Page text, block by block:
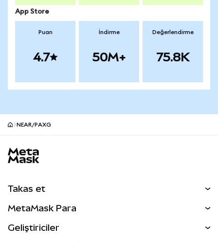
App Store
Puan
4.7
İndirme
50M+
Değerlendirme
75.8K
NEAR/PAXG
Takas et
Perps
MetaMask Para
Geliştiriciler